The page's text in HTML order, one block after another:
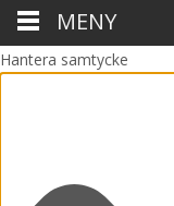
Hantera samtycke
MENY